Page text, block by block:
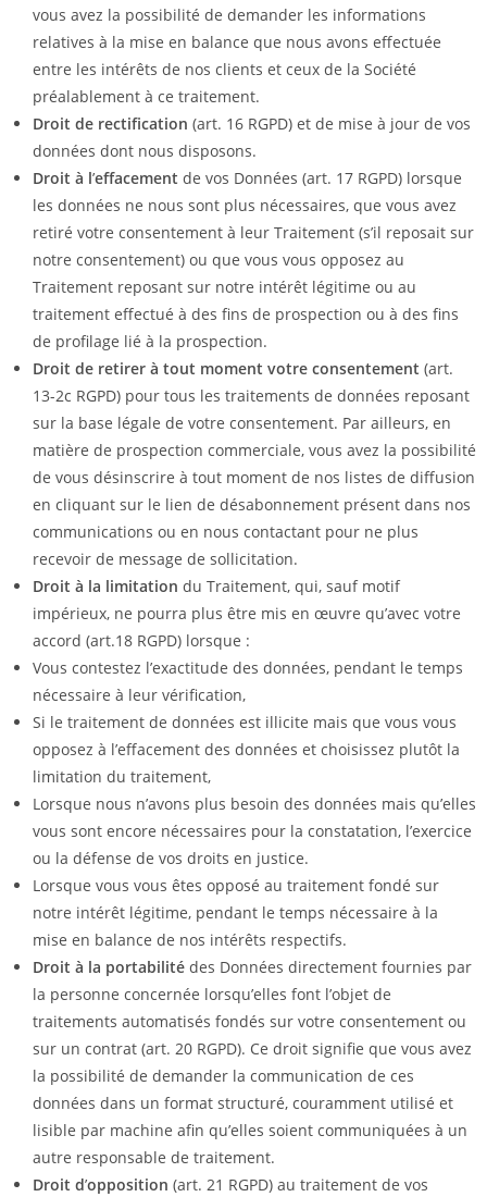
vous avez la possibilité de demander les informations
relatives à la mise en balance que nous avons effectuée
entre les intérêts de nos clients et ceux de la Société
préalablement à ce traitement.
Droit de rectification (art. 16 RGPD) et de mise à jour de vos
données dont nous disposons.
Droit à l’effacement de vos Données (art. 17 RGPD) lorsque
les données ne nous sont plus nécessaires, que vous avez
retiré votre consentement à leur Traitement (s’il reposait sur
notre consentement) ou que vous vous opposez au
Traitement reposant sur notre intérêt légitime ou au
traitement effectué à des fins de prospection ou à des fins
de profilage lié à la prospection.
Droit de retirer à tout moment votre consentement (art.
13-2c RGPD) pour tous les traitements de données reposant
sur la base légale de votre consentement. Par ailleurs, en
matière de prospection commerciale, vous avez la possibilité
de vous désinscrire à tout moment de nos listes de diffusion
en cliquant sur le lien de désabonnement présent dans nos
communications ou en nous contactant pour ne plus
recevoir de message de sollicitation.
Droit à la limitation du Traitement, qui, sauf motif
impérieux, ne pourra plus être mis en œuvre qu’avec votre
accord (art.18 RGPD) lorsque :
Vous contestez l’exactitude des données, pendant le temps
nécessaire à leur vérification,
Si le traitement de données est illicite mais que vous vous
opposez à l’effacement des données et choisissez plutôt la
limitation du traitement,
Lorsque nous n’avons plus besoin des données mais qu’elles
vous sont encore nécessaires pour la constatation, l’exercice
ou la défense de vos droits en justice.
Lorsque vous vous êtes opposé au traitement fondé sur
notre intérêt légitime, pendant le temps nécessaire à la
mise en balance de nos intérêts respectifs.
Droit à la portabilité des Données directement fournies par
la personne concernée lorsqu’elles font l’objet de
traitements automatisés fondés sur votre consentement ou
sur un contrat (art. 20 RGPD). Ce droit signifie que vous avez
la possibilité de demander la communication de ces
données dans un format structuré, couramment utilisé et
lisible par machine afin qu’elles soient communiquées à un
autre responsable de traitement.
Droit d’opposition (art. 21 RGPD) au traitement de vos